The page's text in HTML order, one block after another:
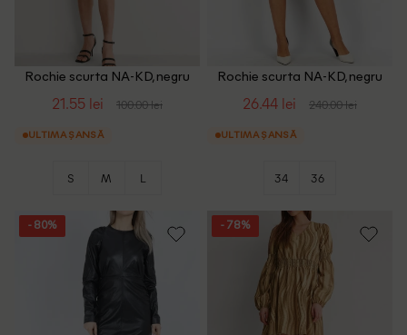
Rochie scurta NA-KD, negru
21.55 lei 100.00 lei
ULTIMA ȘANSĂ
S M L
Rochie scurta NA-KD, negru
26.44 lei 240.00 lei
ULTIMA ȘANSĂ
34 36
- 80% - 78%